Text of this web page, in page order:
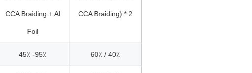
CCA Braiding + Al
Foil
CCA Braiding) * 2
45٪ -95٪ 60٪ / 40٪